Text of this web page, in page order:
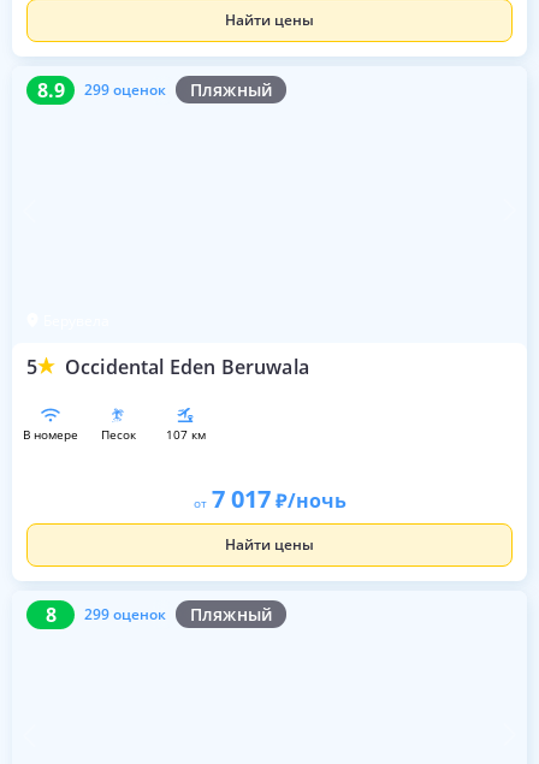
Найти цены
8.9 299 оценок Пляжный
5 Occidental Eden Beruwala
8.9 299 оценок
в номере песок 107 км
от 7 017 /ночь
Найти цены
8 299 оценок Пляжный
8 299 оценок